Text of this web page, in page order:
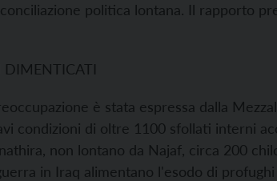
politica lontana. Il rapporto
DIMENTICATI
è stata espressa dalla
condizioni di oltre 1100 sfollati interni
non lontano da Najaf, circa 200
in Iraq alimentano l'esodo di